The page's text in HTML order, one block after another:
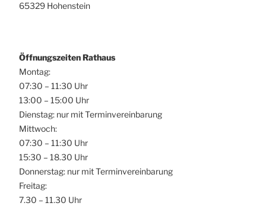
65329 Hohenstein
Öffnungszeiten Rathaus
Montag:
07:30 – 11:30 Uhr
13:00 – 15:00 Uhr
Dienstag: nur mit Terminvereinbarung
Mittwoch:
07:30 – 11:30 Uhr
15:30 – 18.30 Uhr
Donnerstag: nur mit Terminvereinbarung
Freitag:
7.30 – 11.30 Uhr